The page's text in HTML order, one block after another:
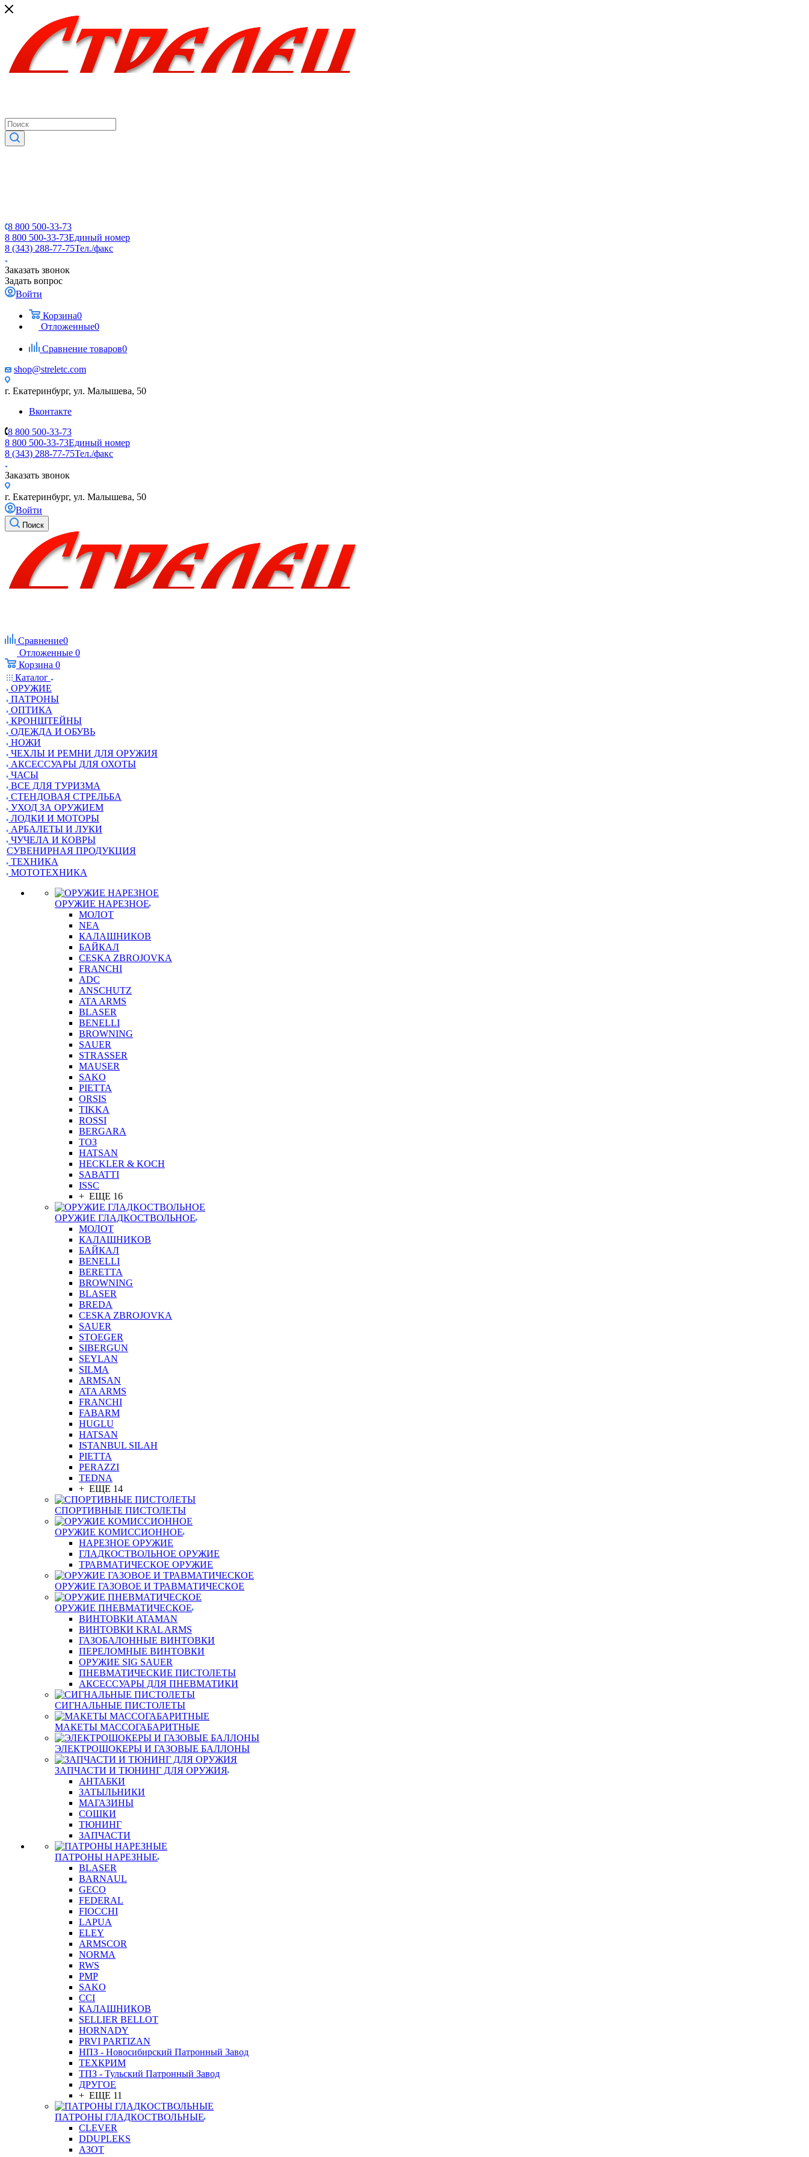
8 800 500-33-73
8 800 500-33-73Единый номер
8 (343) 288-77-75Тел./факс
Заказать звонок
Задать вопрос
Войти
Корзина0
Отложенные0
Сравнение товаров0
shop@streletc.com
г. Екатеринбург, ул. Малышева, 50
Вконтакте
8 800 500-33-73
8 800 500-33-73Единый номер
8 (343) 288-77-75Тел./факс
Заказать звонок
г. Екатеринбург, ул. Малышева, 50
Войти
Поиск
Сравнение0
Отложенные 0
Корзина 0
Каталог
ОРУЖИЕ
ПАТРОНЫ
ОПТИКА
КРОНШТЕЙНЫ
ОДЕЖДА И ОБУВЬ
НОЖИ
ЧЕХЛЫ И РЕМНИ ДЛЯ ОРУЖИЯ
АКСЕССУАРЫ ДЛЯ ОХОТЫ
ЧАСЫ
ВСЕ ДЛЯ ТУРИЗМА
СТЕНДОВАЯ СТРЕЛЬБА
УХОД ЗА ОРУЖИЕМ
ЛОДКИ И МОТОРЫ
АРБАЛЕТЫ И ЛУКИ
ЧУЧЕЛА И КОВРЫ
СУВЕНИРНАЯ ПРОДУКЦИЯ
ТЕХНИКА
МОТОТЕХНИКА
ОРУЖИЕ НАРЕЗНОЕ
МОЛОТ
NEA
КАЛАШНИКОВ
БАЙКАЛ
CESKA ZBROJOVKA
FRANCHI
ADC
ANSCHUTZ
ATA ARMS
BLASER
BENELLI
BROWNING
SAUER
STRASSER
MAUSER
SAKO
PIETTA
ORSIS
TIKKA
ROSSI
BERGARA
ТОЗ
HATSAN
HECKLER & KOCH
SABATTI
ISSC
+ ЕЩЕ 16
ОРУЖИЕ ГЛАДКОСТВОЛЬНОЕ
МОЛОТ
КАЛАШНИКОВ
БАЙКАЛ
BENELLI
BERETTA
BROWNING
BLASER
BREDA
CESKA ZBROJOVKA
SAUER
STOEGER
SIBERGUN
SEYLAN
SILMA
ARMSAN
ATA ARMS
FRANCHI
FABARM
HUGLU
HATSAN
ISTANBUL SILAH
PIETTA
PERAZZI
TEDNA
+ ЕЩЕ 14
СПОРТИВНЫЕ ПИСТОЛЕТЫ
ОРУЖИЕ КОМИССИОННОЕ
НАРЕЗНОЕ ОРУЖИЕ
ГЛАДКОСТВОЛЬНОЕ ОРУЖИЕ
ТРАВМАТИЧЕСКОЕ ОРУЖИЕ
ОРУЖИЕ ГАЗОВОЕ И ТРАВМАТИЧЕСКОЕ
ОРУЖИЕ ПНЕВМАТИЧЕСКОЕ
ВИНТОВКИ ATAMAN
ВИНТОВКИ KRAL ARMS
ГАЗОБАЛОННЫЕ ВИНТОВКИ
ПЕРЕЛОМНЫЕ ВИНТОВКИ
ОРУЖИЕ SIG SAUER
ПНЕВМАТИЧЕСКИЕ ПИСТОЛЕТЫ
АКСЕССУАРЫ ДЛЯ ПНЕВМАТИКИ
СИГНАЛЬНЫЕ ПИСТОЛЕТЫ
МАКЕТЫ МАССОГАБАРИТНЫЕ
ЭЛЕКТРОШОКЕРЫ И ГАЗОВЫЕ БАЛЛОНЫ
ЗАПЧАСТИ И ТЮНИНГ ДЛЯ ОРУЖИЯ
АНТАБКИ
ЗАТЫЛЬНИКИ
МАГАЗИНЫ
СОШКИ
ТЮНИНГ
ЗАПЧАСТИ
ПАТРОНЫ НАРЕЗНЫЕ
BLASER
BARNAUL
GEСO
FEDERAL
FIOCCHI
LAPUA
ELEY
ARMSCOR
NORMA
RWS
PMP
SAKO
CCI
КАЛАШНИКОВ
SELLIER BELLOT
HORNADY
PRVI PARTIZAN
НПЗ - Новосибирский Патронный Завод
ТЕХКРИМ
ТПЗ - Тульский Патронный Завод
ДРУГОЕ
+ ЕЩЕ 11
ПАТРОНЫ ГЛАДКОСТВОЛЬНЫЕ
CLEVER
DDUPLEKS
АЗОТ